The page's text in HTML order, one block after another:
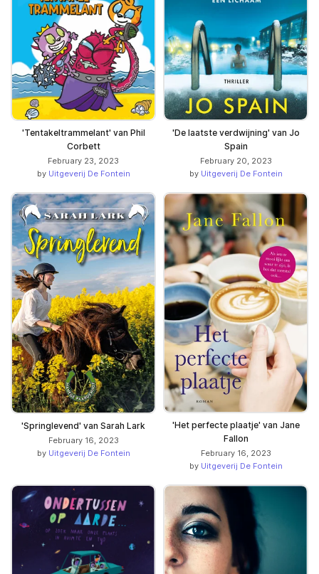
'Tentakeltrammelant' van Phil
Corbett
February 23, 2023
by Uitgeverij De Fontein
'De laatste verdwijning' van Jo
Spain
February 20, 2023
by Uitgeverij De Fontein
'Springlevend' van Sarah Lark
February 16, 2023
by Uitgeverij De Fontein
'Het perfecte plaatje' van Jane
Fallon
February 16, 2023
by Uitgeverij De Fontein